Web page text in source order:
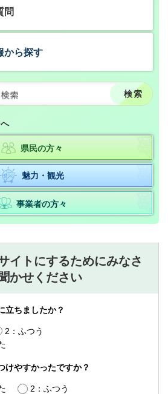
問
から探す
県民の方々
魅力・観光
事業者の方々
イトにするためにみなさ
かせください
立ちましたか？
2：ふつう
けやすかったですか？
2：ふつう